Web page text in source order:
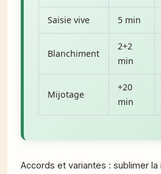
Saisie vive 5 min
Blanchiment
2+2
min
Mijotage
+20
min
Accords et variantes : sublimer